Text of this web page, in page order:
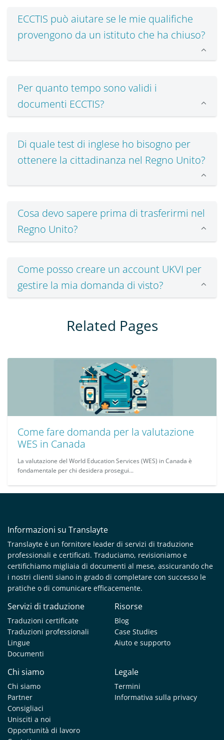
ECCTIS può aiutare se le mie qualifiche
provengono da un istituto che ha chiuso?
Per quanto tempo sono validi i
documenti ECCTIS?
Di quale test di inglese ho bisogno per
ottenere la cittadinanza nel Regno Unito?
Cosa devo sapere prima di trasferirmi nel
Regno Unito?
Come posso creare un account UKVI per
gestire la mia domanda di visto?
Related Pages
Come fare domanda per la valutazione
WES in Canada
La valutazione del World Education Services (WES) in Canada è
fondamentale per chi desidera prosegui...
Informazioni su Translayte
Translayte è un fornitore leader di servizi di traduzione
professionali e certificati. Traduciamo, revisioniamo e
certifichiamo migliaia di documenti al mese, assicurando che
i nostri clienti siano in grado di completare con successo le
pratiche o di comunicare efficacemente.
Servizi di traduzione
Traduzioni certificate
Traduzioni professionali
Lingue
Documenti
Risorse
Blog
Case Studies
Aiuto e supporto
Chi siamo
Chi siamo
Partner
Consigliaci
Unisciti a noi
Opportunità di lavoro
Legale
Termini
Informativa sulla privacy